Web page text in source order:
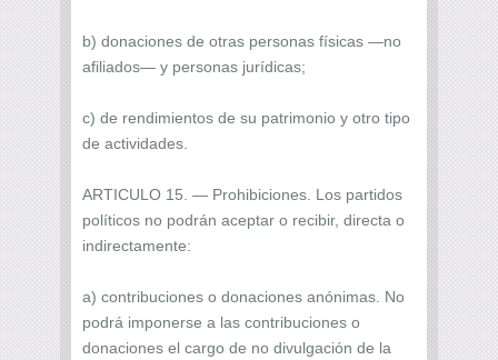
b) donaciones de otras personas físicas —no
afiliados— y personas jurídicas;
c) de rendimientos de su patrimonio y otro tipo
de actividades.
ARTICULO 15. — Prohibiciones. Los partidos
políticos no podrán aceptar o recibir, directa o
indirectamente:
a) contribuciones o donaciones anónimas. No
podrá imponerse a las contribuciones o
donaciones el cargo de no divulgación de la